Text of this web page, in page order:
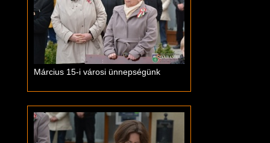
Március 15-i városi ünnepségünk